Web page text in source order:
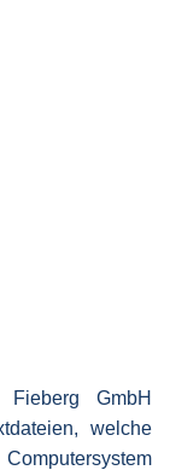
Fieberg GmbH
welche